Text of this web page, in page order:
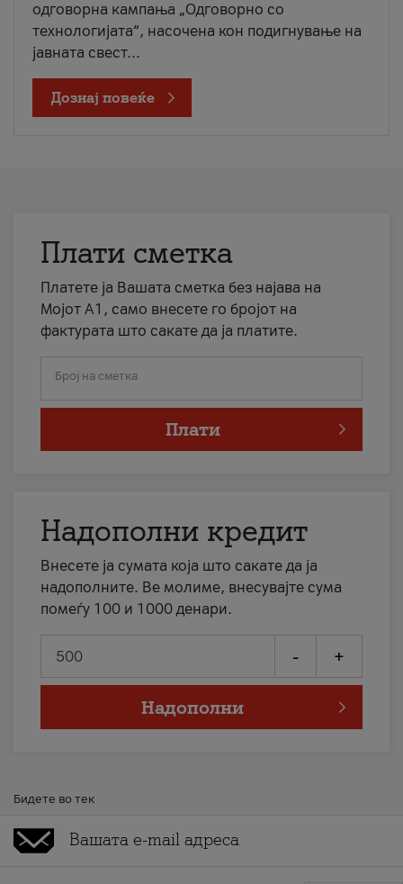
одговорна кампања „Одговорно со
технологијата“, насочена кон подигнување на
јавната свест...
Дознај повеќе
Плати сметка
Платете ја Вашата сметка без најава на
Мојот А1, само внесете го бројот на
фактурата што сакате да ја платите.
Број на сметка
Плати
Надополни кредит
Внесете ја сумата која што сакате да ја
надополните. Ве молиме, внесувајте сума
помеѓу 100 и 1000 денари.
- +
Надополни
Бидете во тек